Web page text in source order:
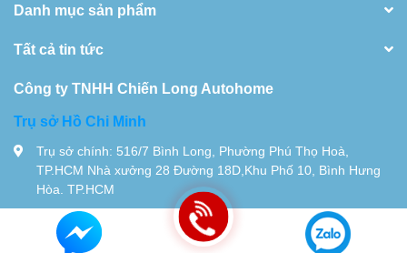
Danh mục sản phẩm
Tất cả tin tức
Công ty TNHH Chiến Long Autohome
Trụ sở Hồ Chi Minh
Trụ sở chính: 516/7 Bình Long, Phường Phú Thọ Hoà,
TP.HCM Nhà xưởng 28 Đường 18D,Khu Phố 10, Bình Hưng
Hòa. TP.HCM
Tel:0934115119